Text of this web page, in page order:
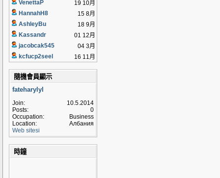
VenettaP
19 10月
HannahH8
15 8月
AshleyBu
18 9月
Kassandr
01 12月
jacobcak545
04 3月
kcfucp2seel
16 11月
隨機會員顯示
fateharylyl
Join:
10.5.2014
Posts:
0
Occupation:
Business
Location:
Албания
Web sitesi
時鐘